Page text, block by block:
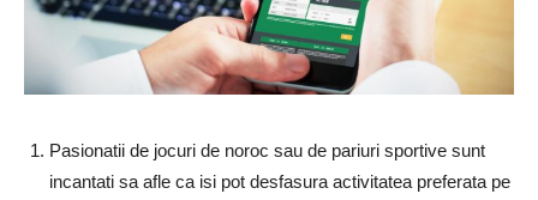
Pasionatii de jocuri de noroc sau de pariuri sportive sunt
incantati sa afle ca isi pot desfasura activitatea preferata pe